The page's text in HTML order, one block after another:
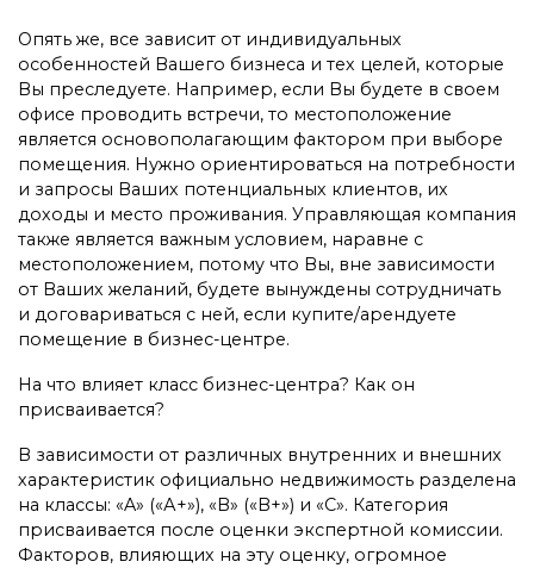
Опять же, все зависит от индивидуальных
особенностей Вашего бизнеса и тех целей, которые
Вы преследуете. Например, если Вы будете в своем
офисе проводить встречи, то местоположение
является основополагающим фактором при выборе
помещения. Нужно ориентироваться на потребности
и запросы Ваших потенциальных клиентов, их
доходы и место проживания. Управляющая компания
также является важным условием, наравне с
местоположением, потому что Вы, вне зависимости
от Ваших желаний, будете вынуждены сотрудничать
и договариваться с ней, если купите/арендуете
помещение в бизнес-центре.
На что влияет класс бизнес-центра? Как он
присваивается?
В зависимости от различных внутренних и внешних
характеристик официально недвижимость разделена
на классы: «A» («А+»), «B» («B+») и «C». Категория
присваивается после оценки экспертной комиссии.
Факторов, влияющих на эту оценку, огромное